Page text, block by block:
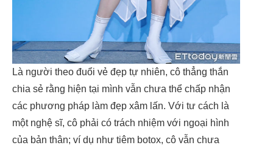
Là người theo đuổi vẻ đẹp tự nhiên, cô thẳng thắn
chia sẻ rằng hiện tại mình vẫn chưa thể chấp nhận
các phương pháp làm đẹp xâm lấn. Với tư cách là
một nghệ sĩ, cô phải có trách nhiệm với ngoại hình
của bản thân; ví dụ như tiêm botox, cô vẫn chưa